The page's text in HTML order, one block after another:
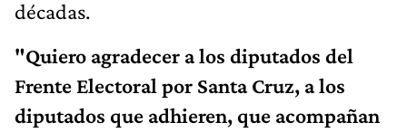
décadas.
"Quiero agradecer a los diputados del
Frente Electoral por Santa Cruz, a los
diputados que adhieren, que acompañan